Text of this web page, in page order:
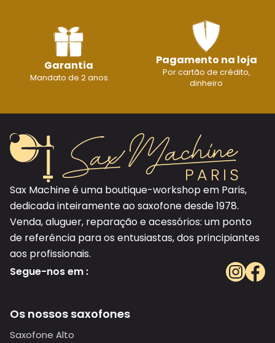
Garantia
Mandato de 2 anos
Pagamento na loja
Por cartão de crédito,
dinheiro
Sax Machine é uma boutique-workshop em Paris,
dedicada inteiramente ao saxofone desde 1978.
Venda, aluguer, reparação e acessórios: um ponto
de referência para os entusiastas, dos principiantes
aos profissionais.
Segue-nos em :
Os nossos saxofones
Saxofone Alto